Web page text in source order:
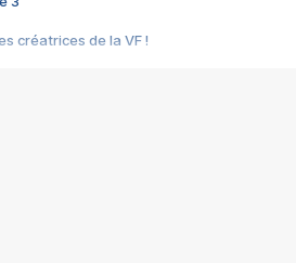
créatrices de la VF !